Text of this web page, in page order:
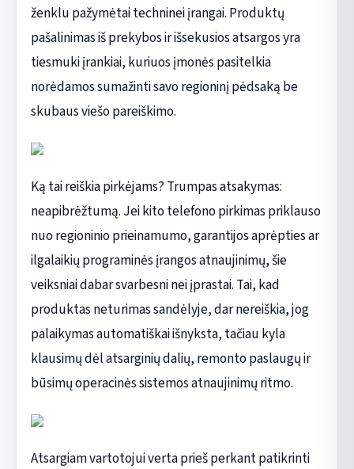
ženklu pažymėtai techninei įrangai. Produktų
pašalinimas iš prekybos ir išsekusios atsargos yra
tiesmuki įrankiai, kuriuos įmonės pasitelkia
norėdamos sumažinti savo regioninį pėdsaką be
skubaus viešo pareiškimo.
Ką tai reiškia pirkėjams? Trumpas atsakymas:
neapibrėžtumą. Jei kito telefono pirkimas priklauso
nuo regioninio prieinamumo, garantijos aprėpties ar
ilgalaikių programinės įrangos atnaujinimų, šie
veiksniai dabar svarbesni nei įprastai. Tai, kad
produktas neturimas sandėlyje, dar nereiškia, jog
palaikymas automatiškai išnyksta, tačiau kyla
klausimų dėl atsarginių dalių, remonto paslaugų ir
būsimų operacinės sistemos atnaujinimų ritmo.
Atsargiam vartotojui verta prieš perkant patikrinti